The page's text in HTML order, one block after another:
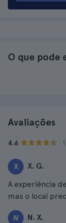
O que pode
Avaliações
4.6 ·
X X. G.
A experiência
mas o local
N N. X.